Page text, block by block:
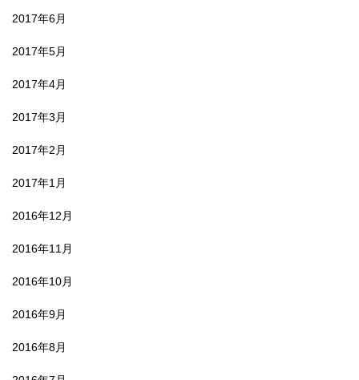
2017年6月
2017年5月
2017年4月
2017年3月
2017年2月
2017年1月
2016年12月
2016年11月
2016年10月
2016年9月
2016年8月